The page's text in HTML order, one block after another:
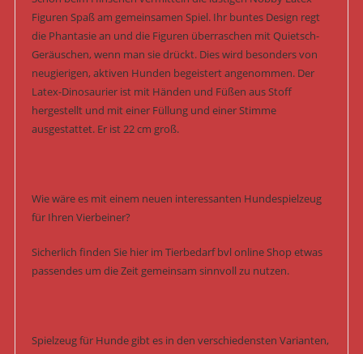
Figuren Spaß am gemeinsamen Spiel. Ihr buntes Design regt
die Phantasie an und die Figuren überraschen mit Quietsch-
Geräuschen, wenn man sie drückt. Dies wird besonders von
neugierigen, aktiven Hunden begeistert angenommen. Der
Latex-Dinosaurier ist mit Händen und Füßen aus Stoff
hergestellt und mit einer Füllung und einer Stimme
ausgestattet. Er ist 22 cm groß.
Wie wäre es mit einem neuen interessanten Hundespielzeug
für Ihren Vierbeiner?
Sicherlich finden Sie hier im Tierbedarf bvl online Shop etwas
passendes um die Zeit gemeinsam sinnvoll zu nutzen.
Spielzeug für Hunde gibt es in den verschiedensten Varianten,